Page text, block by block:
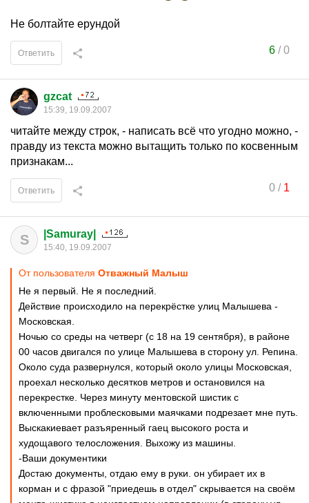
Не болтайте ерундой
6/0
Ответить
gzcat
15:39, 19.09.2007
читайте между строк, - написать всё что угодно можно, -
правду из текста можно вытащить только по косвенным
признакам...
0/ 1
Ответить
S |Samuray|
15:40, 19.09.2007
От пользователя Отважный Малыш
Не я первый. Не я последний.
Действие происходило на перекрёстке улиц Малышева -
Московская.
Ночью со среды на четверг (с 18 на 19 сентября), в районе
00 часов двигался по улице Малышева в сторону ул. Репина.
Около суда развернулся, который около улицы Московская,
проехал несколько десятков метров и остановился на
перекрестке. Через минуту ментовской шистик с
включенными проблесковыми маячками подрезает мне путь.
Выскакиевает разъяренный гаец высокого роста и
худощавого телосложения. Выхожу из машины.
-Ваши документики
Достаю документы, отдаю ему в руки. он убирает их в
корман и с фразой "приедешь в отдел" скрывается на своём